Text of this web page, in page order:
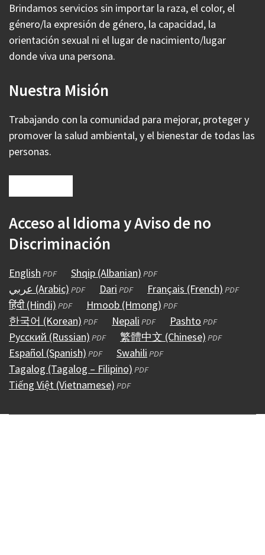
Brindamos servicios sin importar la raza, el color, el
género/la expresión de género, la capacidad, la
orientación sexual ni el lugar de nacimiento/lugar
donde viva una persona.
Nuestra Misión
Trabajando con la comunidad para mejorar, proteger y
promover la salud ambiental, y el bienestar de todas las
personas.
Acceso al Idioma y Aviso de no
Discriminación
English(abre
en
una
nueva
ventana)
PDF Shqip (Albanian)(abre
en
una
nueva
ventana)
PDF
عربي (Arabic)(abre
en
una
nueva
ventana)
PDF Dari(abre
en
una
nueva
ventana)
PDF Français (French)(abre
PDF
हिंदी (Hindi)(abre
en
una
nueva
ventana)
PDF Hmoob (Hmong)(abre
en
una
nueva
PDF
한국어 (Korean)(abre
en
una
nueva
ventana)
PDF Nepali(abre
en
una
nueva
PDF Pashto(abre
en
PDF
Русский (Russian)(abre
en
una
nueva
PDF 繁體中文 (Chinese)(abre
PDF
Español (Spanish)(abre
en
una
ventana)
PDF Swahili(abre
en
ventana)
PDF
Tagalog (Tagalog – Filipino)(abre
nueva
PDF
Tiếng Việt (Vietnamese)(abre
una
PDF